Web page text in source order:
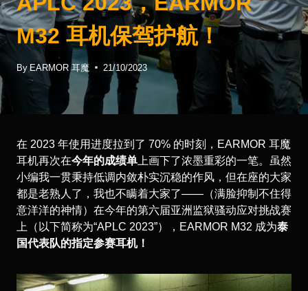
M32 耳机保驾护航！
By EARMOR 耳魔 21/10/2023
在 2023 年使用进度拉到了 70% 的时刻，EARMOR 耳魔
耳机再次在今年的成绩单 上画下了浓墨重彩的一笔。虽然
小编我一贯秉持低调内敛朴实沉稳的作风，但在座的大家
都是老熟人了，我也不瞒着大家了——（满脸抑制不住得
意洋洋的神情）在今年的第六届亚洲监狱骚动应对挑战赛
上（以下简称为“APLC 2023”），EARMOR M32 成为泰
国代表队的指定参赛耳机！